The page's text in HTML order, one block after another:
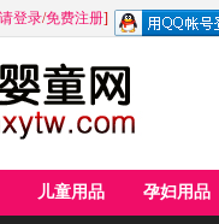
请登录/免费注册]
儿童用品 孕妇用品